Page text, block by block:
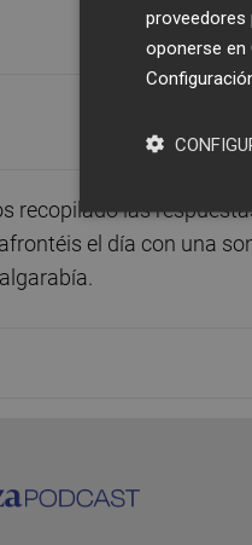
recopilado las
el día con una
proveedores
oponerse en